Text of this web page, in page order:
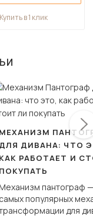
Купить в 1 клик
МЕХАНИЗМ
ДЛЯ ДИВАНА: ЧТО
КАК РАБОТАЕТ И
ПОКУПАТЬ
пантограф
самых популярных
для